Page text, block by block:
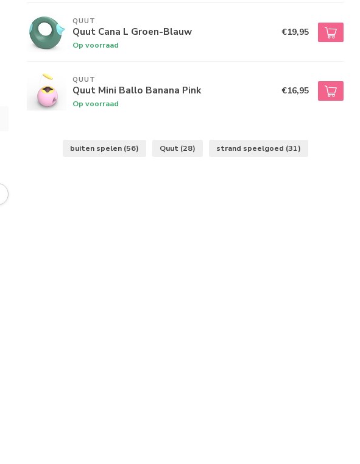
QUUT
Quut Cana L Groen-Blauw
Op voorraad
€19,95
QUUT
Quut Mini Ballo Banana Pink
Op voorraad
€16,95
buiten spelen (56) Quut (28) strand speelgoed (31)